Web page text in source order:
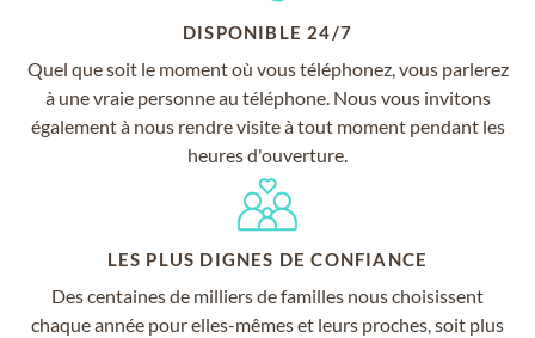
DISPONIBLE 24/7
Quel que soit le moment où vous téléphonez, vous parlerez
à une vraie personne au téléphone. Nous vous invitons
également à nous rendre visite à tout moment pendant les
heures d'ouverture.
LES PLUS DIGNES DE CONFIANCE
Des centaines de milliers de familles nous choisissent
chaque année pour elles-mêmes et leurs proches, soit plus